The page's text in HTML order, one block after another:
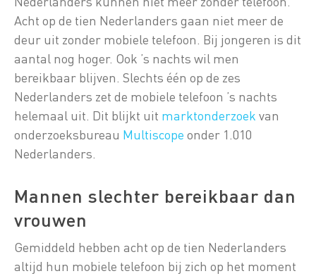
Acht op de tien Nederlanders gaan niet meer de
deur uit zonder mobiele telefoon. Bij jongeren is dit
aantal nog hoger. Ook ’s nachts wil men
bereikbaar blijven. Slechts één op de zes
Nederlanders zet de mobiele telefoon ’s nachts
helemaal uit. Dit blijkt uit marktonderzoek van
onderzoeksbureau Multiscope onder 1.010
Nederlanders.
Mannen slechter bereikbaar dan
vrouwen
Gemiddeld hebben acht op de tien Nederlanders
altijd hun mobiele telefoon bij zich op het moment